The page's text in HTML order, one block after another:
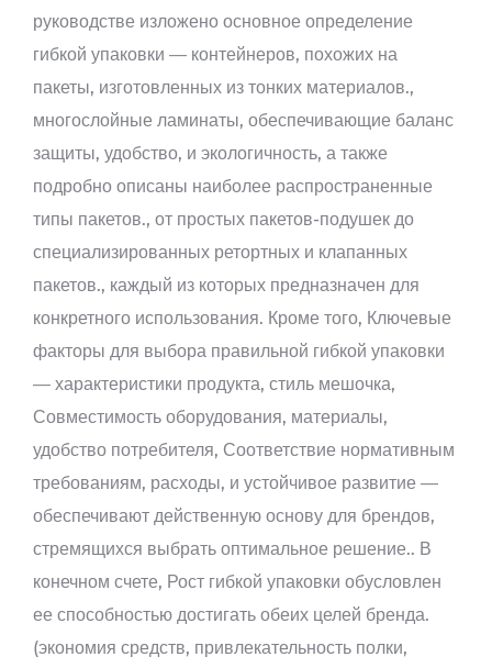
руководстве изложено основное определение
гибкой упаковки — контейнеров, похожих на
пакеты, изготовленных из тонких материалов.,
многослойные ламинаты, обеспечивающие баланс
защиты, удобство, и экологичность, а также
подробно описаны наиболее распространенные
типы пакетов., от простых пакетов-подушек до
специализированных ретортных и клапанных
пакетов., каждый из которых предназначен для
конкретного использования. Кроме того, Ключевые
факторы для выбора правильной гибкой упаковки
— характеристики продукта, стиль мешочка,
Совместимость оборудования, материалы,
удобство потребителя, Соответствие нормативным
требованиям, расходы, и устойчивое развитие —
обеспечивают действенную основу для брендов,
стремящихся выбрать оптимальное решение.. В
конечном счете, Рост гибкой упаковки обусловлен
ее способностью достигать обеих целей бренда.
(экономия средств, привлекательность полки,